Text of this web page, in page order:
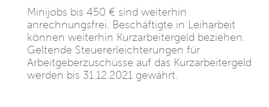
Minijobs bis 450 € sind weiterhin
anrechnungsfrei. Beschäftigte in Leiharbeit
können weiterhin Kurzarbeitergeld beziehen.
Geltende Steuererleichterungen für
Arbeitgeberzuschüsse auf das Kurzarbeitergeld
werden bis 31.12.2021 gewährt.